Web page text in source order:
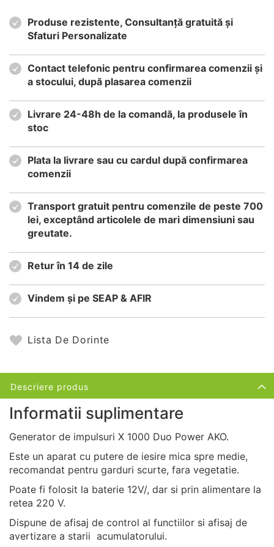
Produse rezistente, Consultanță gratuită și
Sfaturi Personalizate
Contact telefonic pentru confirmarea comenzii și
a stocului, după plasarea comenzii
Livrare 24-48h de la comandă, la produsele în
stoc
Plata la livrare sau cu cardul după confirmarea
comenzii
Transport gratuit pentru comenzile de peste 700
lei, exceptând articolele de mari dimensiuni sau
greutate.
Retur în 14 de zile
Vindem și pe SEAP & AFIR
Lista De Dorinte
Descriere produs
Informatii suplimentare
Generator de impulsuri X 1000 Duo Power AKO.
Este un aparat cu putere de iesire mica spre medie,
recomandat pentru garduri scurte, fara vegetatie.
Poate fi folosit la baterie 12V/, dar si prin alimentare la
retea 220 V.
Dispune de afisaj de control al functiilor si afisaj de
avertizare a starii acumulatorului.